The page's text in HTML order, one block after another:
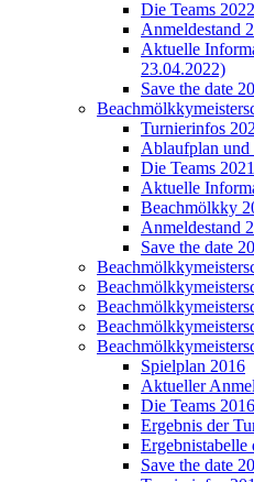
Die Teams 2022
Anmeldestand
Aktuelle
23.04.2022)
Save the date
Turnierinfos
Ablaufplan und
Die Teams 2021
Aktuelle
Beachmölkky
Anmeldestand
Save the date
Spielplan 2016
Aktueller
Die Teams 2016
Ergebnis der
Ergebnistabelle
Save the date